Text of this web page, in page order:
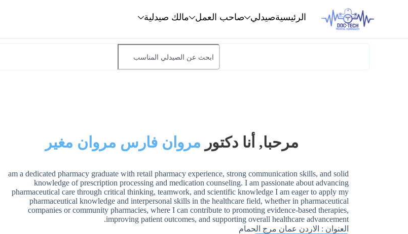
الرئيسيةصيدلي صاحب العمل مالك صيدلية
مرحبا, أنا دكتور مروان فارس مروان مغير
am a dedicated pharmacy graduate with retail pharmacy experience, strong communication skills, and solid
knowledge of prescription processing and medication counseling. I am passionate about advancing
pharmaceutical care through critical thinking, teamwork, and scientific knowledge I am eager to apply my
pharmaceutical knowledge and interpersonal skills in the healthcare field, whether in pharmaceutical
companies or community pharmacies, where I can contribute to promoting evidence-based therapies,
improving patient outcomes, and supporting overall healthcare advancement.
العنوان : الاردن عمان مرج الحمام